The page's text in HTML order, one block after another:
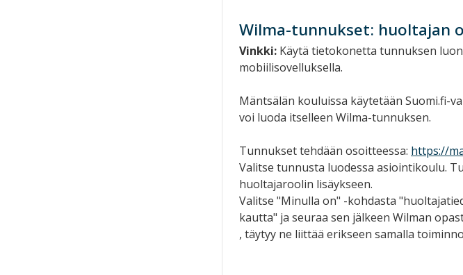
Wilma-tunnukset: huoltajan
Vinkki: Käytä tietokonetta tunnuksen
mobiilisovelluksella.
Mäntsälän kouluissa käytetään Suomi.fi-
voi luoda itselleen Wilma-tunnuksen.
Tunnukset tehdään osoitteessa: https://
Valitse tunnusta luodessa asiointikoulu.
huoltajaroolin lisäykseen.
Valitse "Minulla on" -kohdasta
kautta" ja seuraa sen jälkeen Wilman
, täytyy ne liittää erikseen samalla